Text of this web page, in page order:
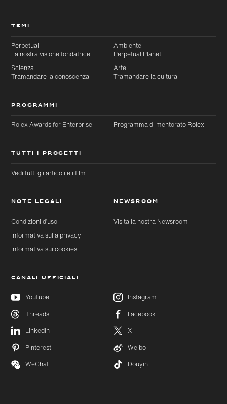
Passa al
contenuto
principale
Passa
al
TEMI
Perpetual
La nostra visione fondatrice
Ambiente
Perpetual Planet
Scienza
Tramandare la conoscenza
Arte
Tramandare la cultura
PROGRAMMI
Rolex Awards for Enterprise Programma di mentorato Rolex
TUTTI I PROGETTI
Vedi tutti gli articoli e i film
NOTE LEGALI
Condizioni d’uso
Informativa sulla privacy
Informativa sui cookies
NEWSROOM
Visita la nostra Newsroom
CANALI UFFICIALI
YouTube
Instagram
Threads
Facebook
LinkedIn
X
Pinterest
Weibo
WeChat
Douyin